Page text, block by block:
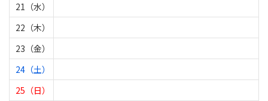
21（水）
22（木）
23（金）
24（土）
25（日）